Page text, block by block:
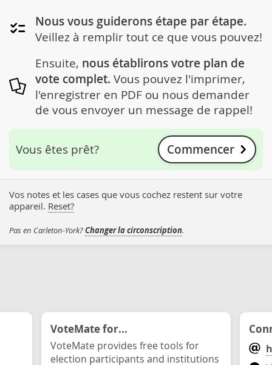
Nous vous guiderons étape par étape.
Veillez à remplir tout ce que vous pouvez!
Ensuite, nous établirons votre plan de
vote complet. Vous pouvez l'imprimer,
l'enregistrer en PDF ou nous demander
de vous envoyer un message de rappel!
Vous êtes prêt? Commencer
Vos notes et les cases que vous cochez restent sur votre
appareil. Reset?
Pas en Carleton-York?Changer la circonscription.
VoteMate for...
VoteMate provides free tools for
election participants and institutions